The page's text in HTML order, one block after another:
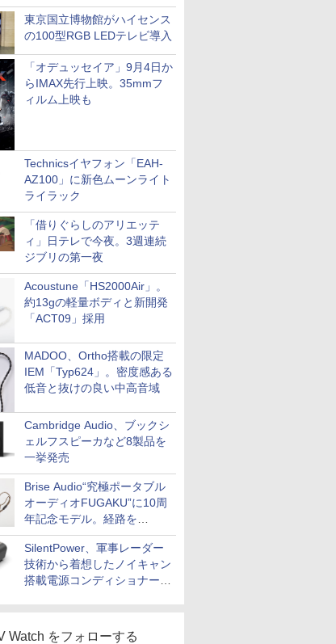
東京国立博物館がハイセンス
の100型RGB LEDテレビ導入
「オデュッセイア」9月4日か
らIMAX先行上映。35mmフ
ィルム上映も
Technicsイヤフォン「EAH-
AZ100」に新色ムーンライト
ライラック
「借りぐらしのアリエッテ
ィ」日テレで今夜。3週連続
ジブリの第一夜
Acoustune「HS2000Air」。
約13gの軽量ボディと新開発
「ACT09」採用
MADOO、Ortho搭載の限定
IEM「Typ624」。密度感ある
低音と抜けの良い中高音域
Cambridge Audio、ブックシ
ェルフスピーカなど8製品を
一挙発売
Brise Audio“究極ポータブル
オーディオFUGAKU”に10周
年記念モデル。経路を
NISHIKIで統一。400万円
SilentPower、軍事レーダー
技術から着想したノイキャン
搭載電源コンディショナー
Watch をフォローする